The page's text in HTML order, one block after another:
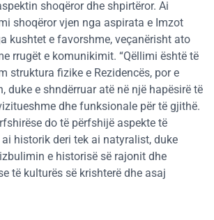
shoqëror dhe shpirtëror. Ai
shoqëror vjen nga aspirata e Imzot
kushtet e favorshme, veçanërisht ato
rrugët e komunikimit. “Qëllimi është të
struktura fizike e Rezidencës, por e
duke e shndërruar atë në një hapësirë të
dhe funksionale për të gjithë.
do të përfshijë aspekte të
historik deri tek ai natyralist, duke
e historisë së rajonit dhe
të kulturës së krishterë dhe asaj